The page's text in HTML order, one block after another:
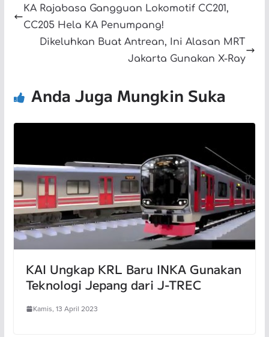
KA Rajabasa Gangguan Lokomotif CC201,
CC205 Hela KA Penumpang!
Dikeluhkan Buat Antrean, Ini Alasan MRT
Jakarta Gunakan X-Ray
Anda Juga Mungkin Suka
KAI Ungkap KRL Baru INKA Gunakan
Teknologi Jepang dari J-TREC
Kamis, 13 April 2023